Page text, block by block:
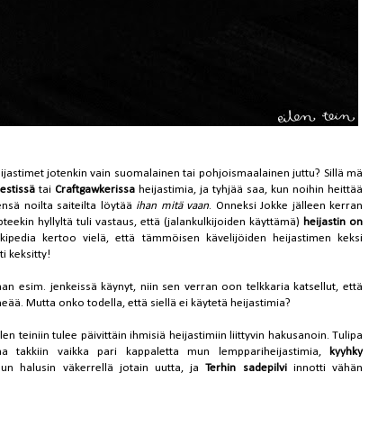
jotenkin vain suomalainen tai pohjoismaalainen juttu? Sillä mä
tai Craftgawkerissa heijastimia, ja tyhjää saa, kun noihin heittää
noilta saiteilta löytää ihan mitä vaan . Onneksi Jokke jälleen kerran
hyllyltä tuli vastaus, että (jalankulkijoiden käyttämä) heijastin on
kertoo vielä, että tämmöisen kävelijöiden heijastimen keksi
keksitty!
esim. jenkeissä käynyt, niin sen verran oon telkkaria katsellut, että
Mutta onko todella, että siellä ei käytetä heijastimia?
teiniin tulee päivittäin ihmisiä heijastimiin liittyvin hakusanoin. Tulipa
vaikka pari kappaletta mun lemppariheijastimia,
kyyhky
halusin väkerrellä jotain uutta, jaTerhin sadepilviinnotti vähän